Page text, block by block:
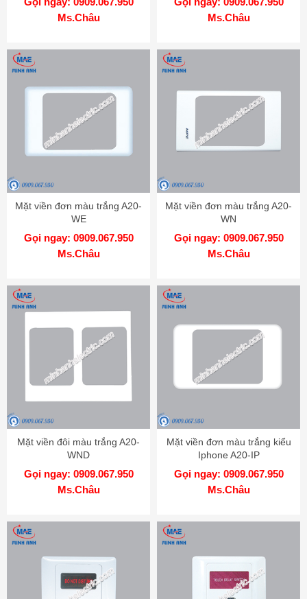
Ms.Châu
Ms.Châu
Mặt viền đơn màu trắng A20-
WE
Gọi ngay: 0909.067.950
Ms.Châu
Mặt viền đơn màu trắng A20-
WN
Gọi ngay: 0909.067.950
Ms.Châu
Mặt viền đôi màu trắng A20-
WND
Gọi ngay: 0909.067.950
Ms.Châu
Mặt viền đơn màu trắng kiểu
Iphone A20-IP
Gọi ngay: 0909.067.950
Ms.Châu